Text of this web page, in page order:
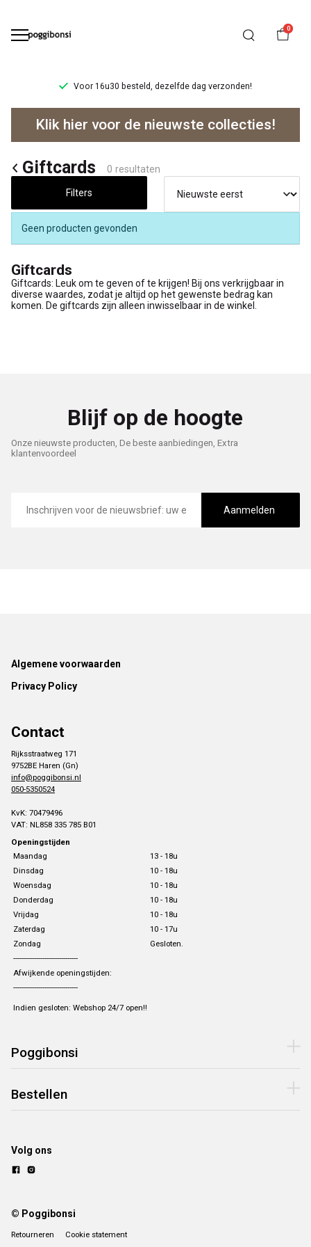
0
Voor 16u30 besteld, dezelfde dag verzonden!
Giftcards
Poggibonsi
Klik hier voor de nieuwste collecties!
Giftcards 0 resultaten
Filters
Geen producten gevonden
Giftcards
Giftcards: Leuk om te geven of te krijgen! Bij ons verkrijgbaar in
diverse waardes, zodat je altijd op het gewenste bedrag kan
komen. De giftcards zijn alleen inwisselbaar in de winkel.
Blijf op de hoogte
Onze nieuwste producten, De beste aanbiedingen, Extra
klantenvoordeel
mailadres
Aanmelden
Footer
Algemene voorwaarden
Privacy Policy
Contact
Rijksstraatweg 171
9752BE Haren (Gn)
info@poggibonsi.nl
050-5350524
KvK: 70479496
VAT: NL858 335 785 B01
Openingstijden
Maandag
13 - 18u
Dinsdag
10 - 18u
Woensdag
10 - 18u
Donderdag
10 - 18u
Vrijdag
10 - 18u
Zaterdag
10 - 17u
Zondag
Gesloten.
-------------------------------
Afwijkende openingstijden:
-------------------------------
Indien gesloten: Webshop 24/7 open!!
Poggibonsi
Bestellen
Volg ons
© Poggibonsi
Retourneren Cookie statement